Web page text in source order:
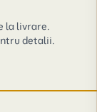
la livrare.
detalii.